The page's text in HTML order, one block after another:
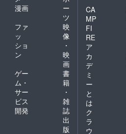
漫画
ー
ツ
ファ
ッ
ショ
ン
映
像
・
映
画
ゲー
ム・
サー
ビス
開発
書
籍
・
雑
誌
出
版
CA
MP
FI
RE
ア
カ
デ
ミ
ー
と
は
ク
ラ
ウ